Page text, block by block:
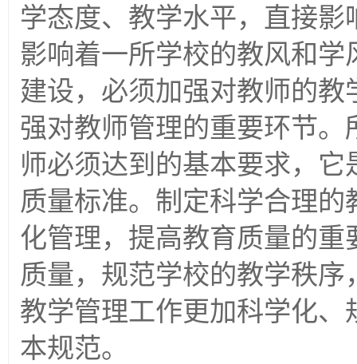
学态度、教学水平，直接
影响着一所学校的教风和
建设，必须加强对教师的
强对教师管理的重要环节
师必须达到的基本要求，
质量标准。制定科学合理
化管理，提高教育质量的
质量，规范学校的教学秩
教学管理工作更加科学化
本规范。